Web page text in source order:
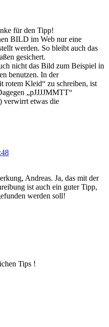
für den Tipp!
BILD im Web nur eine
werden. So bleibt auch das
gesichert.
nicht das Bild zum Beispiel in
benutzen. In der
rotem Kleid“ zu schreiben, ist
„pJJJJMMTT“
verwirrt etwas die
Andreas. Ja, das mit der
ist auch ein guter Tipp,
werden soll!
Tips !